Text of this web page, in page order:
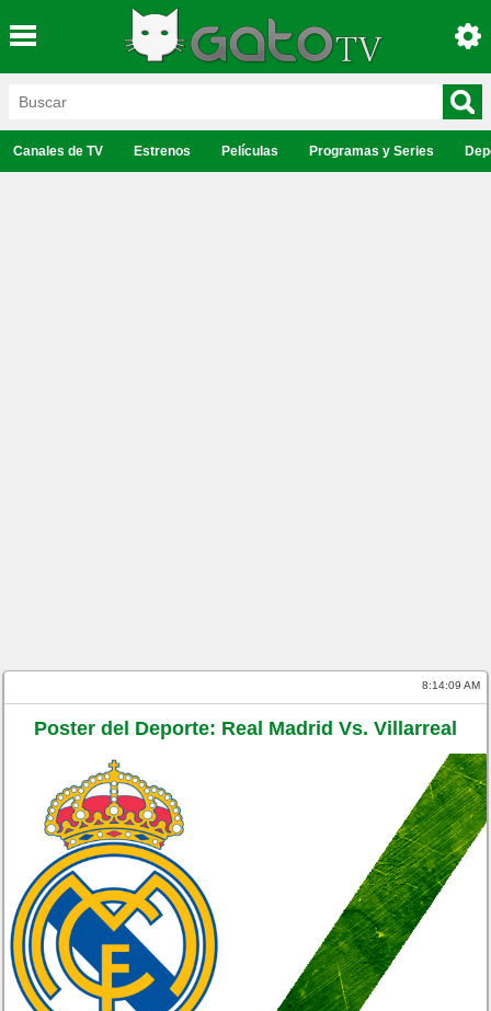
Canales de TV Estrenos Películas Programas y Series
8:14:09 AM
Poster del Deporte: Real Madrid Vs. Villarreal